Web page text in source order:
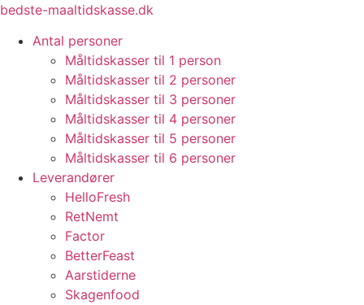
Videre
indhold
bedste-maaltidskasse.dk
Antal personer
Måltidskasser til 1 person
Måltidskasser til 2 personer
Måltidskasser til 3 personer
Måltidskasser til 4 personer
Måltidskasser til 5 personer
Måltidskasser til 6 personer
Leverandører
HelloFresh
RetNemt
Factor
BetterFeast
Aarstiderne
Skagenfood